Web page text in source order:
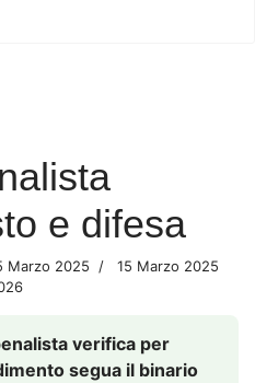
e difesa
Marzo 2025
15 Marzo 2025
verifica per
segua il binario